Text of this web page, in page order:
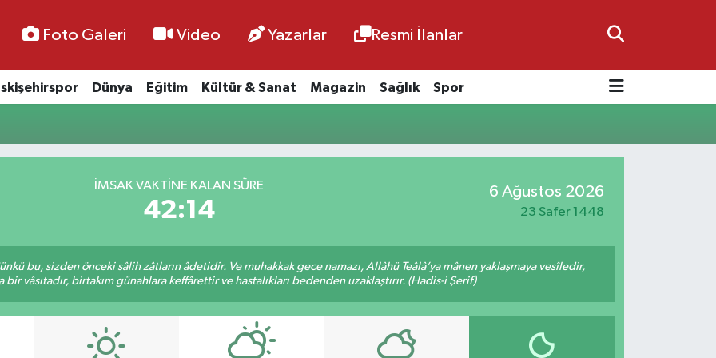
Foto Galeri Video Yazarlar Resmi İlanlar
Dünya Eğitim Kültür & Sanat Magazin Sağlık Spor
İMSAK VAKTİNE KALAN SÜRE
42:13
6 Ağustos 2026
23 Safer 1448
bu, sizden önceki sâlih zâtların âdetidir. Ve muhakkak gece namazı, Allâhü Teâlâ’ya mânen yaklaşmaya vesîledir,
vâsıtadır, birtakım günahlara keffârettir ve hastalıkları bedenden uzaklaştırır. (Hadis-i Şerif)